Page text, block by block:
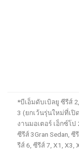
*บีเอ็มดับเบิลยู ซีรีส์ 2
3 (ยกเว้นรุ่นใหม่ที่เปิ
งานมอเตอร์ เอ็กซ์โป
ซีรีส์3Gran Sedan, ซี
รีส์6 ซีรีส์7 , X1, X3,